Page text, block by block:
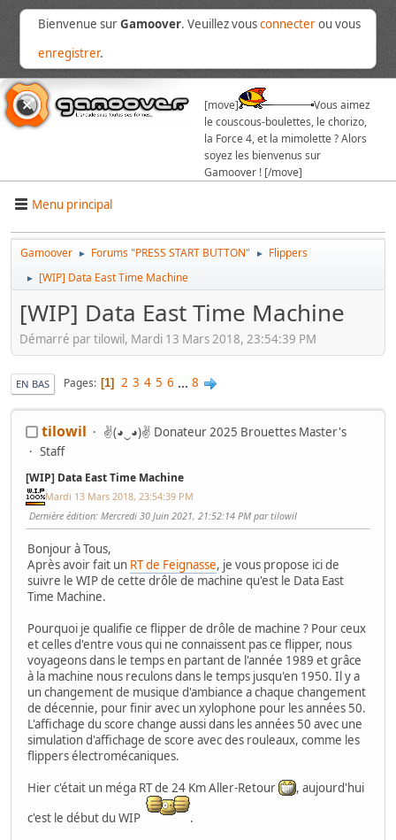
Bienvenue surGamoover. Veuillez vousconnecterou vous
enregistrer.
[move]
Vous aimez
le couscous-boulettes, le chorizo,
la Force 4, et la mimolette ? Alors
soyez les bienvenus sur
Gamoover ! [/move]
Menu principal
Gamoover ► Forums "PRESS START BUTTON" ► Flippers
► [WIP] Data East Time Machine
[WIP] Data East Time Machine
Démarré par tilowil, Mardi 13 Mars 2018, 23:54:39 PM
EN BAS Pages 1 2 3 4 5 6 ... 8
tilowil
✌(◕‿◕)✌ Donateur 2025 Brouettes Master's
Staff
[WIP] Data East Time Machine
Mardi 13 Mars 2018, 23:54:39 PM
Dernière édition: Mercredi 30 Juin 2021, 21:52:14 PM par tilowil
Bonjour à Tous,
Après avoir fait un RT de Feignasse, je vous propose ici de
suivre le WIP de cette drôle de machine qu'est le Data East
Time Machine.
Pourquoi je qualifie ce flipper de drôle de machine ? Pour ceux
et celles d'entre vous qui ne connaissent pas ce flipper, nous
voyageons dans le temps en partant de l'année 1989 et grâce
à la machine nous reculons dans le temps jusqu'en 1950. Il y a
un changement de musique d'ambiance a chaque changement
de décennie, pour finir avec un xylophone pour les années 50.
L'affichage du score change aussi dans les années 50 avec une
simulation d'affichage de score avec des rouleaux, comme les
flippers électromécaniques.
Hier c'était un méga RT de 24 Km Aller-Retour
, aujourd'hui
c'est le début du WIP
.